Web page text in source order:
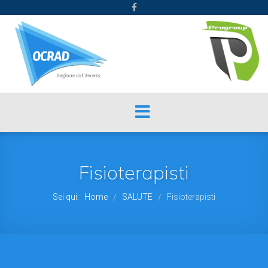
Fisioterapisti
Sei qui: Home / SALUTE / Fisioterapisti